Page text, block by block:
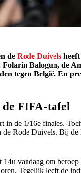
de Rode Duivels
Balogun, de
tegen België. En
de FIFA-tafel
in de 1/16e finales.
de Rode Duivels. Bij
vandaag om beroep
Tegelijk leeft de